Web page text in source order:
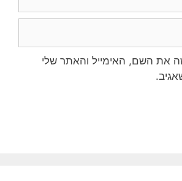
את השם, האימייל והאתר שלי